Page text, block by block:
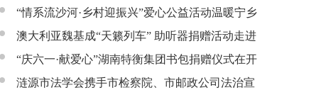
新之魂 湖南青年公证人为知识产权保护筑牢防线
“情系流沙河·乡村迎振兴”爱心公益活动温暖宁乡
市流沙河镇
澳大利亚魏基成“天籁列车” 助听器捐赠活动走进
开慧镇
“庆六一·献爱心”湖南特衡集团书包捐赠仪式在开
慧镇举行
涟源市法学会携手市检察院、市邮政公司法治宣